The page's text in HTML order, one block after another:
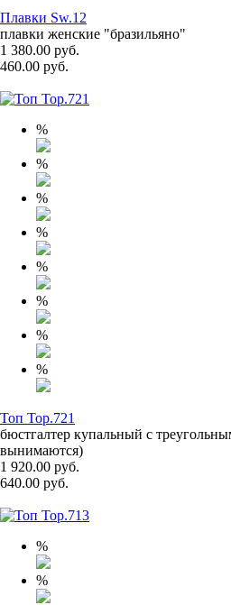
Плавки Sw.12
плавки женские "бразильяно"
1 380.00 руб.
460.00 руб.
%
%
%
%
%
%
%
%
Топ Top.721
бюстгалтер купальный с
вынимаются)
1 920.00 руб.
640.00 руб.
%
%